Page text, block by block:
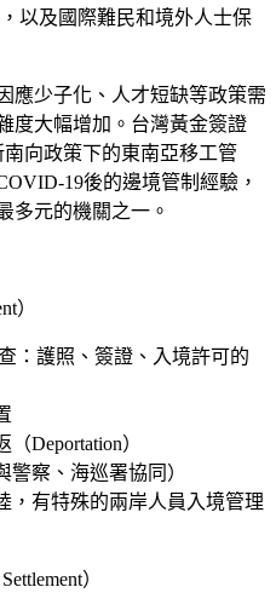
以及國際難民和境外人士保
應少子化、人才短缺等政策需
度大幅增加。台灣黃金簽證
南向政策下的東南亞移工管
19後的邊境管制經驗，
多元的機關之一。
）
：護照、簽證、入境許可的
Deportation）
察、海巡署協同）
，有特殊的兩岸人員入境管理
）